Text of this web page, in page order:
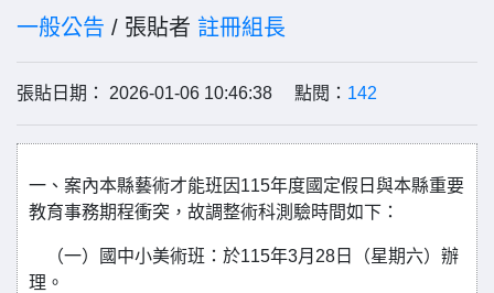
一般公告 / 張貼者 註冊組長
張貼日期： 2026-01-06 10:46:38 點閱： 142
一、案內本縣藝術才能班因115年度國定假日與本縣重要
教育事務期程衝突，故調整術科測驗時間如下：
（一）國中小美術班：於115年3月28日（星期六）辦
理。